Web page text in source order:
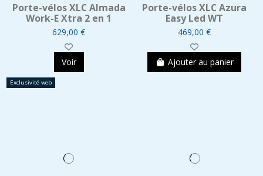
Porte-vélos XLC Almada
Work-E Xtra 2 en 1
629,00 €
Voir
Porte-vélos XLC Azura
Easy Led WT
469,00 €
Ajouter au panier
Exclusivité web